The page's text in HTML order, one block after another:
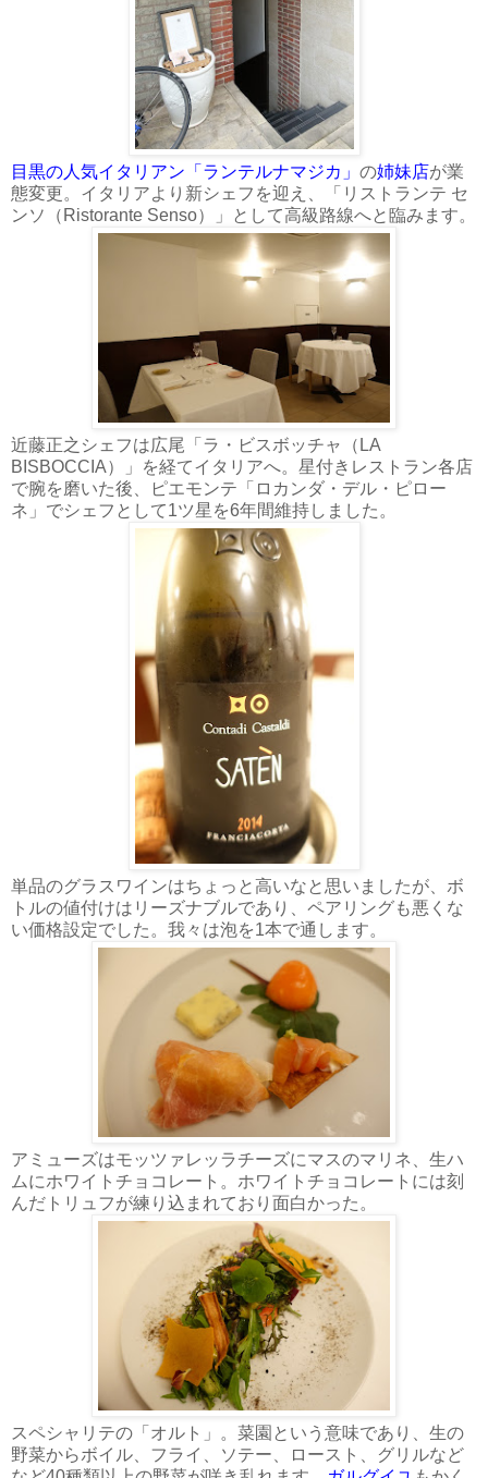
目黒の人気イタリアン「ランテルナマジカ」 の姉妹店が業
態変更。イタリアより新シェフを迎え、「リストランテ セ
ンソ（Ristorante Senso）」として高級路線へと臨みます。
近藤正之シェフは広尾「ラ・ビスボッチャ（LA
BISBOCCIA）」を経てイタリアへ。星付きレストラン各店
で腕を磨いた後、ピエモンテ「ロカンダ・デル・ピロー
ネ」でシェフとして1ツ星を6年間維持しました。
単品のグラスワインはちょっと高いなと思いましたが、ボ
トルの値付けはリーズナブルであり、ペアリングも悪くな
い価格設定でした。我々は泡を1本で通します。
アミューズはモッツァレッラチーズにマスのマリネ、生ハ
ムにホワイトチョコレート。ホワイトチョコレートには刻
んだトリュフが練り込まれており面白かった。
スペシャリテの「オルト」。菜園という意味であり、生の
野菜からボイル、フライ、ソテー、ロースト、グリルなど